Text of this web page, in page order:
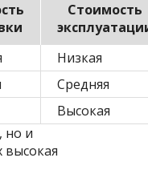
Стоимость
Низкая
Средняя
Высокая
но и
высокая